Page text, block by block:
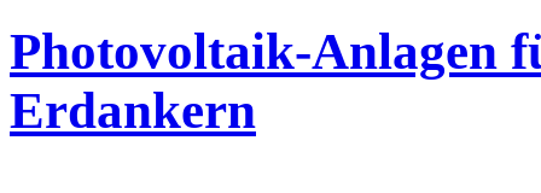
Photovoltaik-Anlagen
Erdankern